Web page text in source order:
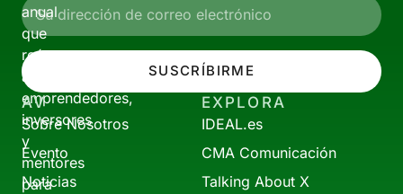
anual
que
reúne
a
emprendedores,
inversores
y
mentores
para
SUSCRÍBIRME
AV
Sobre Nosotros
Evento
Noticias
EXPLORA
IDEAL.es
CMA Comunicación
Talking About X